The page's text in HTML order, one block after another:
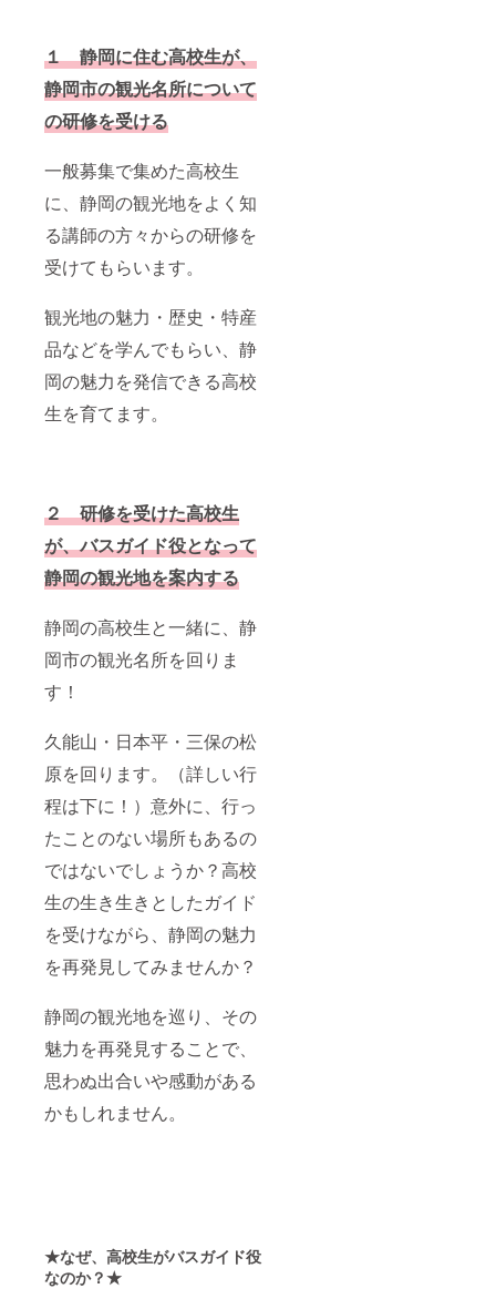
１ 静岡に住む高校生が、
静岡市の観光名所について
の研修を受ける
一般募集で集めた高校生
に、静岡の観光地をよく知
る講師の方々からの研修を
受けてもらいます。
観光地の魅力・歴史・特産
品などを学んでもらい、静
岡の魅力を発信できる高校
生を育てます。
２ 研修を受けた高校生
が、バスガイド役となって
静岡の観光地を案内する
静岡の高校生と一緒に、静
岡市の観光名所を回りま
す！
久能山・日本平・三保の松
原を回ります。（詳しい行
程は下に！）意外に、行っ
たことのない場所もあるの
ではないでしょうか？高校
生の生き生きとしたガイド
を受けながら、静岡の魅力
を再発見してみませんか？
静岡の観光地を巡り、その
魅力を再発見することで、
思わぬ出合いや感動がある
かもしれません。
★なぜ、高校生がバスガイド役
なのか？★